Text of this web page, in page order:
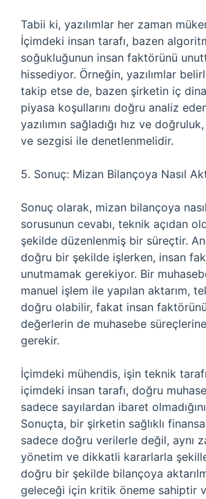
Tabii ki, yazılımlar her zaman
İçimdeki insan tarafı, bazen
soğukluğunun insan faktörünü
hissediyor. Örneğin, yazılımlar
takip etse de, bazen şirketin iç
piyasa koşullarını doğru analiz
yazılımın sağladığı hız ve
ve sezgisi ile denetlenmelidir.
5. Sonuç: Mizan Bilançoya Nasıl
Sonuç olarak, mizan bilançoya
sorusunun cevabı, teknik açıdan
şekilde düzenlenmiş bir süreçtir.
doğru bir şekilde işlerken, insan
unutmamak gerekiyor. Bir
manuel işlem ile yapılan aktarım,
doğru olabilir, fakat insan
değerlerin de muhasebe
gerekir.
İçimdeki mühendis, işin teknik
içimdeki insan tarafı, doğru
sadece sayılardan ibaret
Sonuçta, bir şirketin sağlıklı
sadece doğru verilerle değil, aynı
yönetim ve dikkatli kararlarla
doğru bir şekilde bilançoya
geleceği için kritik öneme sahiptir